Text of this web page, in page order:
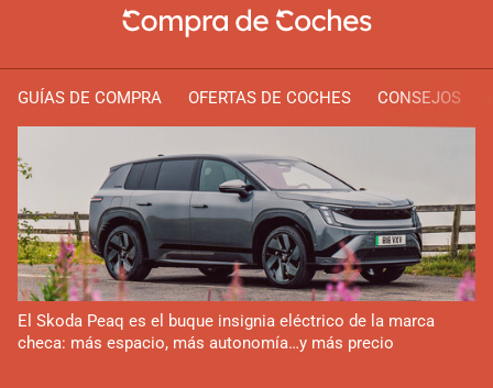
GUÍAS DE COMPRA OFERTAS DE COCHES CONSEJOS
El Skoda Peaq es el buque insignia eléctrico de la marca
checa: más espacio, más autonomía…y más precio